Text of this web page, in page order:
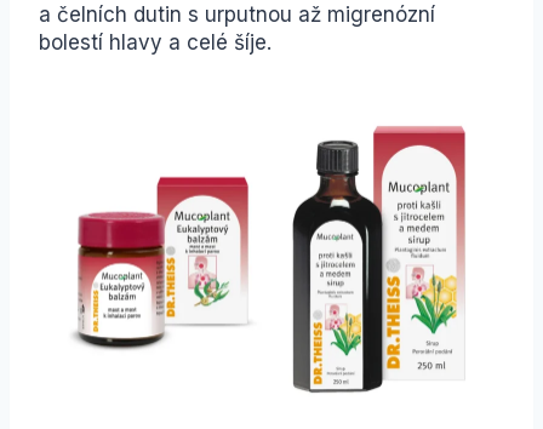
a čelních dutin s urputnou až migrenózní
bolestí hlavy a celé šíje.